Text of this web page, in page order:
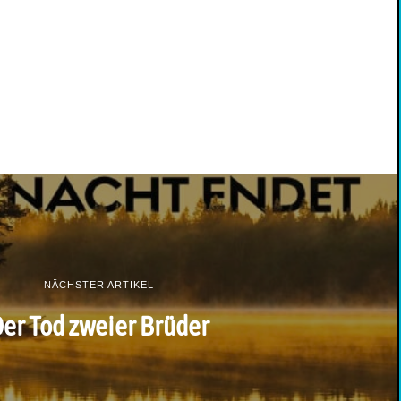
NÄCHSTER ARTIKEL
Tod zweier Brüder